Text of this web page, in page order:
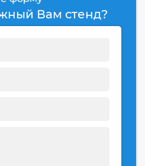
Вам стенд?